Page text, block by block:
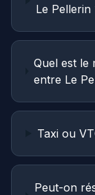
Le Pellerin
Quel est le
entre Le
Taxi ou
Peut-on